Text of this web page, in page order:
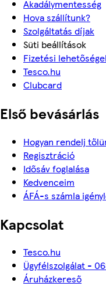
Akadálymentesség
Hova szállítunk?
Szolgáltatás díjak
Süti beállítások
Fizetési
Tesco.hu
Clubcard
Első bevásárlás
Hogyan rendelj
Regisztráció
Idősáv foglalása
Kedvenceim
ÁFÁ-s számla
Kapcsolat
Tesco.hu
Ügyfélszolgálat -
Áruházkereső